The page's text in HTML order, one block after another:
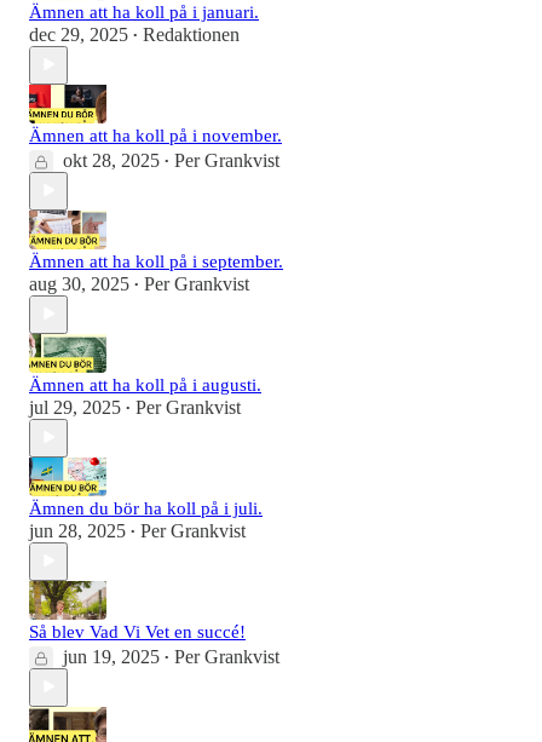
Ämnen att ha koll på i januari.
dec 29, 2025 • Redaktionen
Ämnen att ha koll på i november.
okt 28, 2025 • Per Grankvist
Ämnen att ha koll på i september.
aug 30, 2025 • Per Grankvist
Ämnen att ha koll på i augusti.
jul 29, 2025 • Per Grankvist
Ämnen du bör ha koll på i juli.
jun 28, 2025 • Per Grankvist
Så blev Vad Vi Vet en succé!
jun 19, 2025 • Per Grankvist